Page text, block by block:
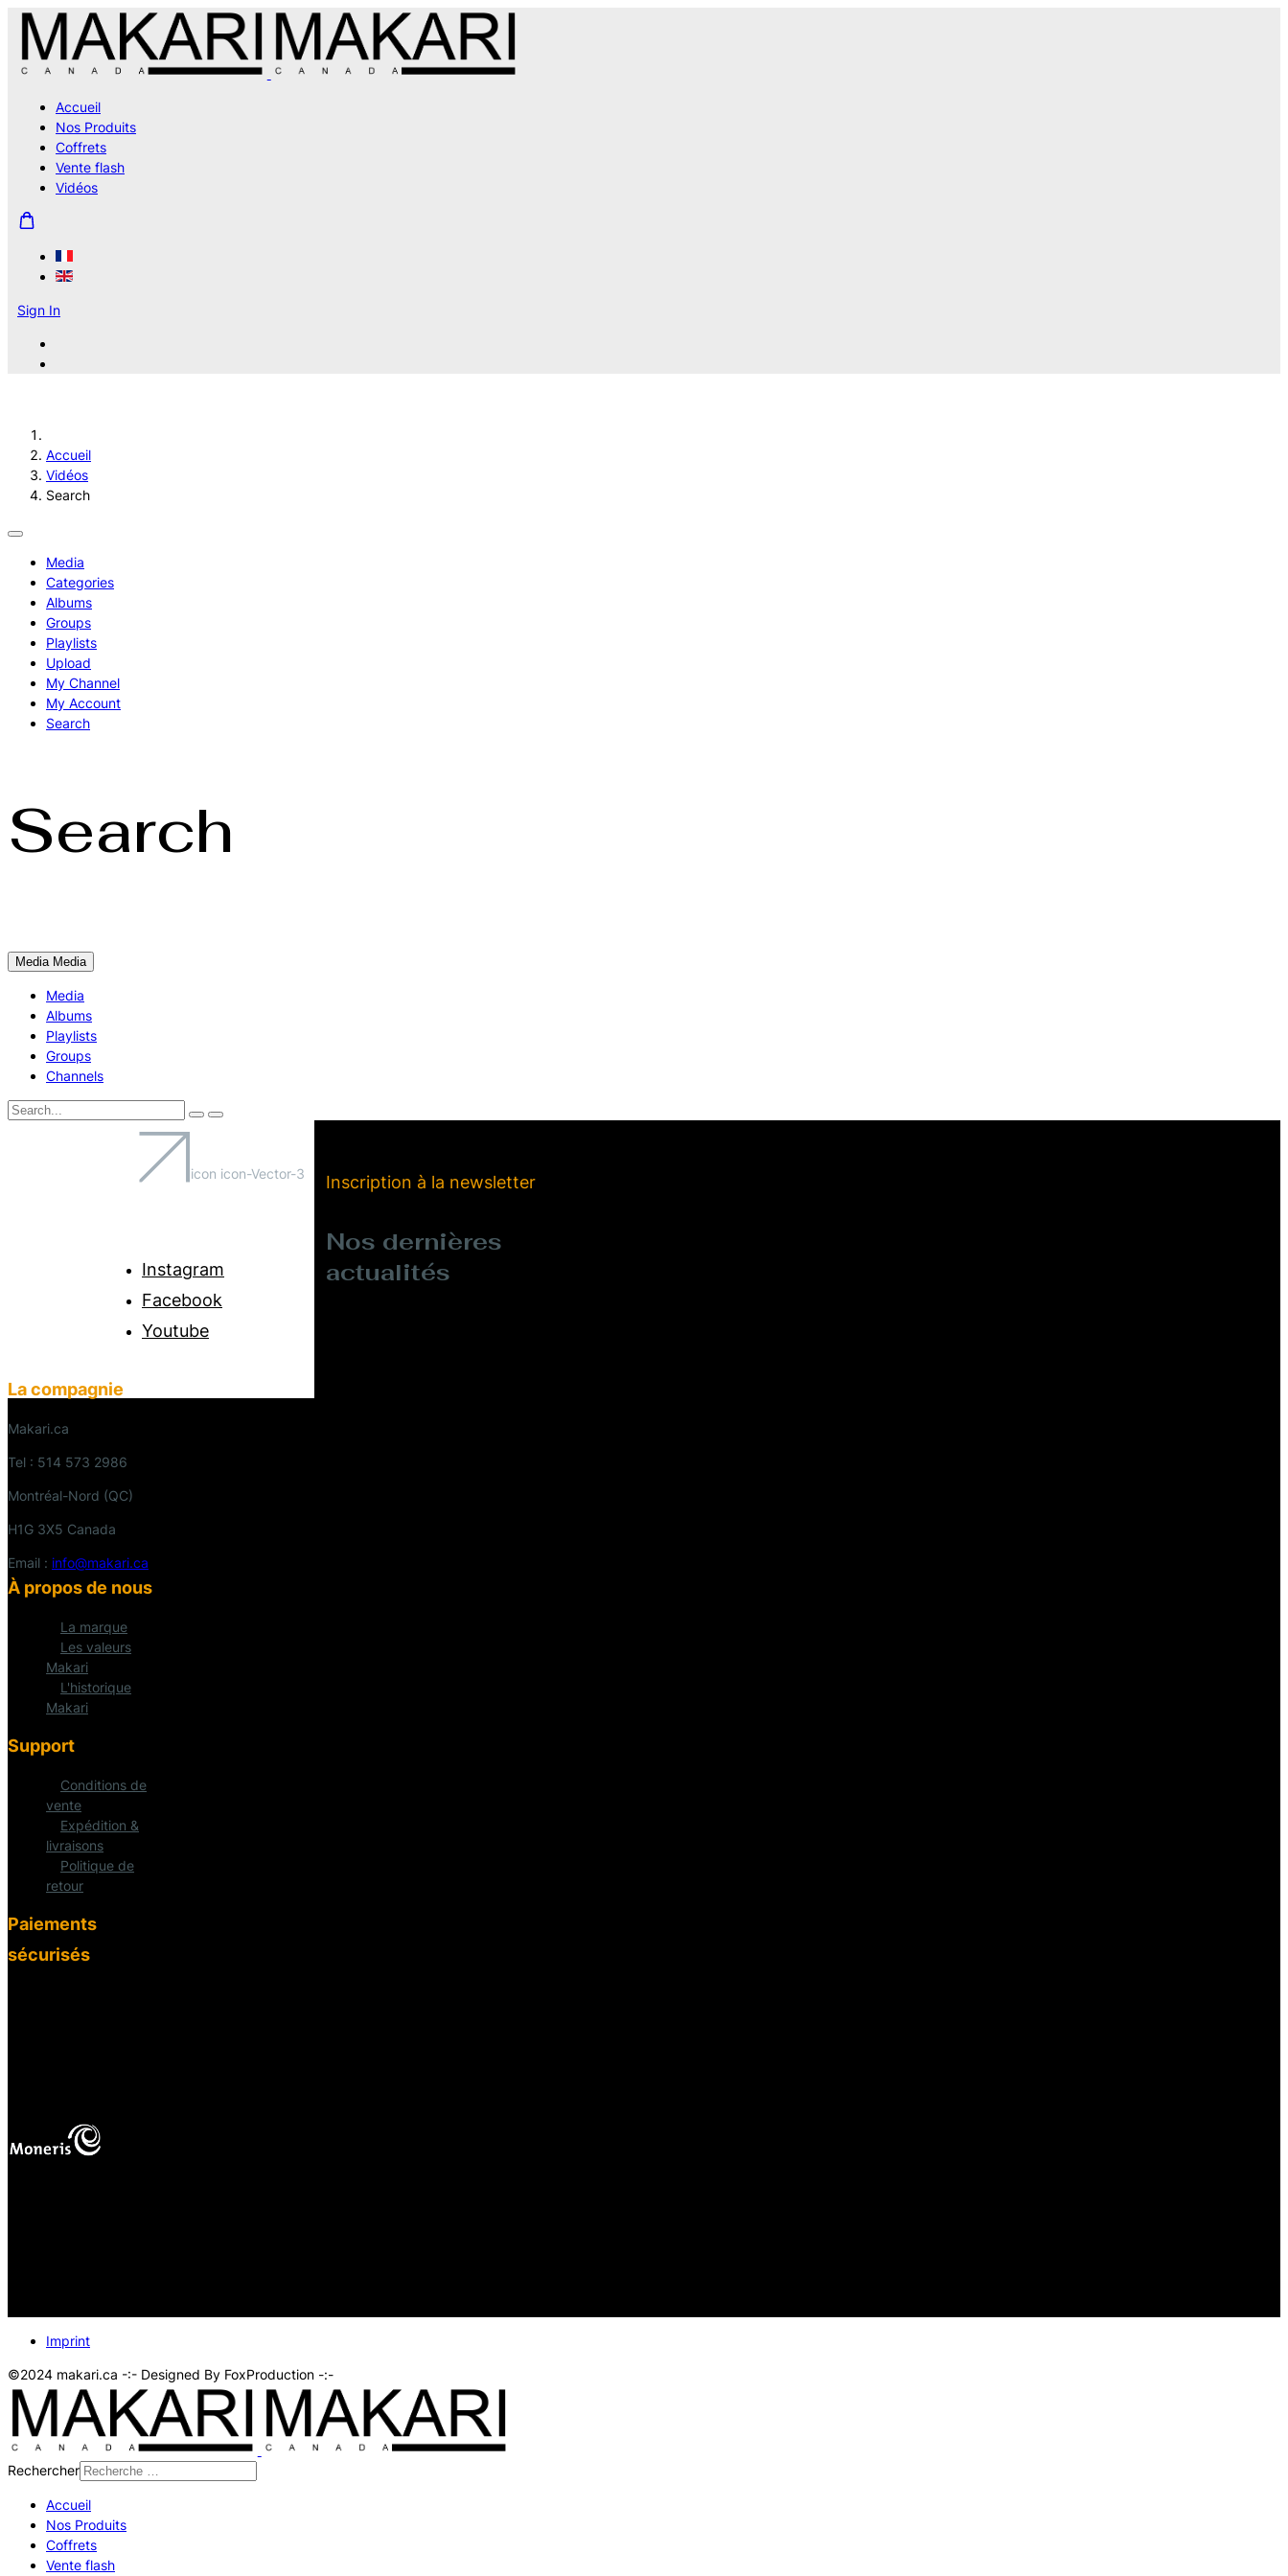
Accueil
Nos Produits
Coffrets
Vente flash
Vidéos
Sign In
Accueil
Vidéos
Search
Media
Categories
Albums
Groups
Playlists
Upload
My Channel
My Account
Search
Search
Media Media
Media
Albums
Playlists
Groups
Channels
icon icon-Vector-3
Instagram
Facebook
Youtube
Inscription à la newsletter
Nos dernières
actualités
La compagnie
Makari.ca
Tel : 514 573 2986
Montréal-Nord (QC)
H1G 3X5 Canada
Email : info@makari.ca
À propos de nous
La marque
Les valeurs
Makari
L'historique
Makari
Support
Conditions de
vente
Expédition &
livraisons
Politique de
retour
Paiements
sécurisés
Imprint
©2024 makari.ca -:- Designed By FoxProduction -:-
Rechercher
Accueil
Nos Produits
Coffrets
Vente flash